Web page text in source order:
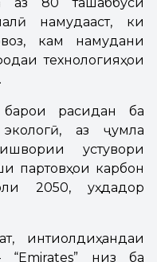
намудааст, ки
кам намудани
технологияҳои
барои расидан ба
аз ҷумла
устувори
партовҳои карбон
2050, уҳдадор
интиқолдиҳандаи
низ ба